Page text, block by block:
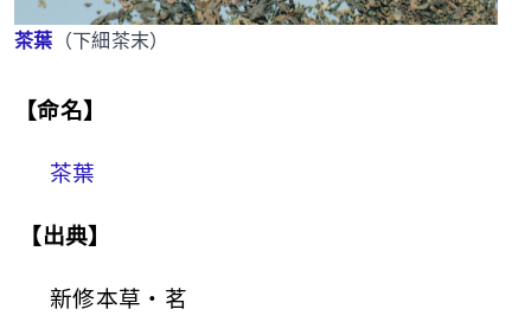
茶葉 （下細茶末）
【命名】
茶葉
【出典】
新修本草‧茗